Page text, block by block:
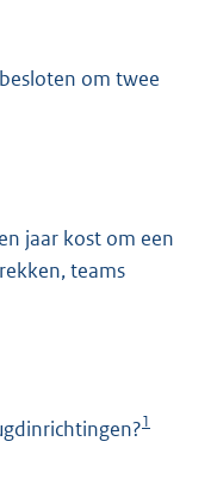
om twee
jaar kost om een
teams
1